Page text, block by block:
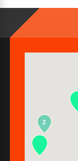
2